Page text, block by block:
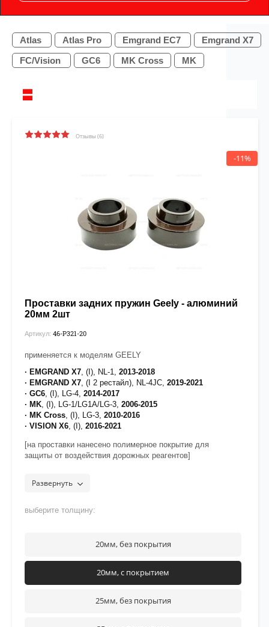
Atlas Atlas Pro Emgrand EC7
Emgrand X7
FC/Vision
GC6 MK Cross MK
Отзывы (6)
-11%
Проставки задних пружин Geely - алюминий
20мм 2шт
Артикул: 46-P321-20
применяется к моделям GEELY
· EMGRAND X7 , (I), NL-1, 2013-2018
· EMGRAND X7 , (I 2 рестайл), NL-4JC, 2019-2021
· GC6 , (I), LG-4, 2014-2017
· MK , (I), LG-1/LG1A/LG-3, 2006-2015
· MK Cross , (I), LG-3, 2010-2016
· VISION X6 , (I), 2016-2021
[на проставки нанесено полимерное покрытие для
защиты от воздействия дорожных реагентов]
Развернуть
выберите толщину:
20мм, без покрытия
20мм, с покрытием
25мм, без покрытия